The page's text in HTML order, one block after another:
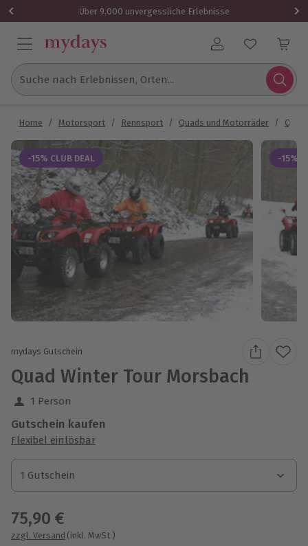
Über 9.000 unvergessliche Erlebnisse
Benutzerkonto
Suche nach Erlebnissen, Orten...
Home / Motorsport / Rennsport / Quads und Motorräder /
-15% CLUB DEAL -15%
mydays Gutschein
Quad Winter Tour Morsbach
1 Person
Gutschein kaufen
Flexibel einlösbar
1 Gutschein
1 Gutschein
1 Gutschein
75,90 €
zzgl. Versand (inkl. MwSt.)